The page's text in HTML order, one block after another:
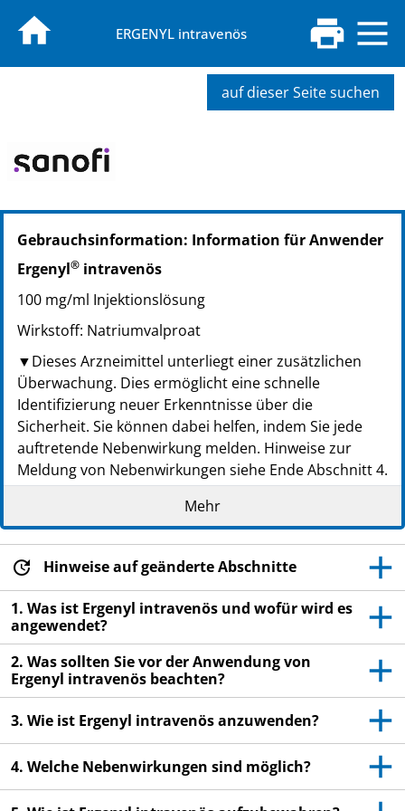
ERGENYL intravenös
auf dieser Seite suchen
PZN: 01395118
PPN: 110139511860
NTIN: 04150013951182
Gebrauchsinformation: Information für Anwender
Ergenyl® intravenös
100 mg/ml Injektionslösung
Wirkstoff: Natriumvalproat
▼Dieses Arzneimittel unterliegt einer zusätzlichen
Überwachung. Dies ermöglicht eine schnelle
Identifizierung neuer Erkenntnisse über die
Sicherheit. Sie können dabei helfen, indem Sie jede
auftretende Nebenwirkung melden. Hinweise zur
Meldung von Nebenwirkungen siehe Ende Abschnitt 4.
Wird Valproat (Ergenyl intravenös) während der
ungeborenen Kind zu schwerwiegenden
Schädigungen führen. Wenn Sie eine Frau sind, die
schwanger werden könnte, müssen Sie während der
gesamten Behandlung mit Ergenyl intravenös ohne
Unterbrechung eine wirksame Methode zur
Schwangerschaftsverhütung (Kontrazeption)
anwenden. Ihr Arzt wird dieses mit Ihnen besprechen,
Sie müssen aber auch den in Abschnitt 2 dieser
Packungsbeilage angegebenen Anweisungen folgen.
Sie müssen unverzüglich einen Termin mit Ihrem Arzt
vereinbaren, wenn Sie beabsichtigen, schwanger zu
Mehr
Hinweise auf geänderte Abschnitte
1. Was ist Ergenyl intravenös und wofür wird es
angewendet?
2. Was sollten Sie vor der Anwendung von
Ergenyl intravenös beachten?
3. Wie ist Ergenyl intravenös anzuwenden?
4. Welche Nebenwirkungen sind möglich?